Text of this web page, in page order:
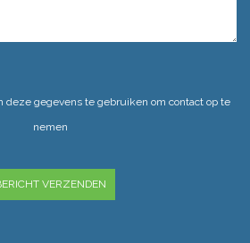
deze gegevens te gebruiken om contact op te
nemen